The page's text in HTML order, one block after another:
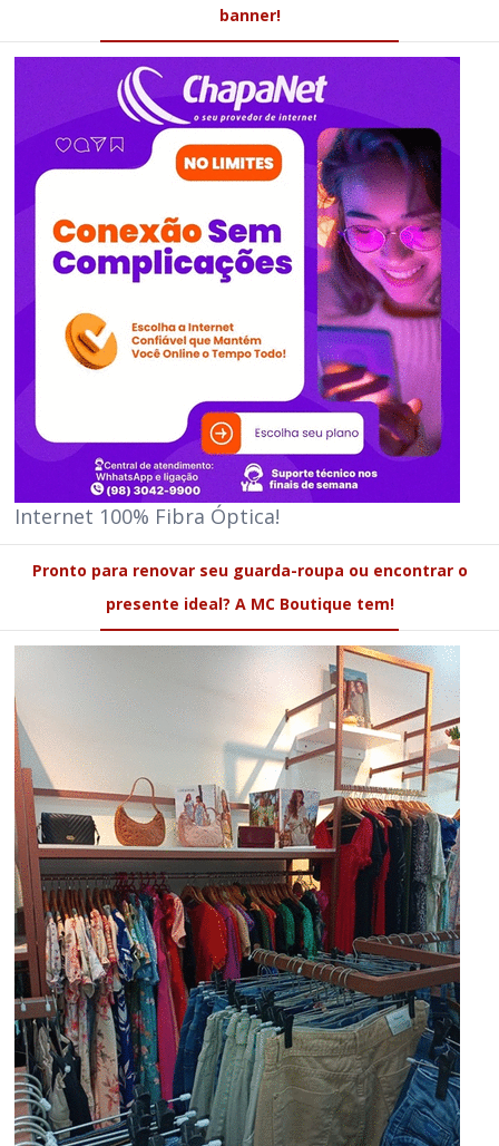
banner!
Internet 100% Fibra Óptica!
Pronto para renovar seu guarda-roupa ou encontrar o
presente ideal? A MC Boutique tem!